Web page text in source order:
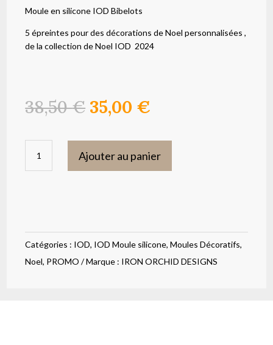
Moule en silicone IOD Bibelots
5 épreintes pour des décorations de Noel personnalisées ,
de la collection de Noel IOD 2024
38,50€ Le
prix
initial
était :
38,50 €.
35,00 €
actuel
est :
35,00 €.
IOD
Ajouter au panier
Catégories : IOD, IOD Moule silicone,Moules Décoratifs,
Noel, PROMO Marque : IRON ORCHID DESIGNS